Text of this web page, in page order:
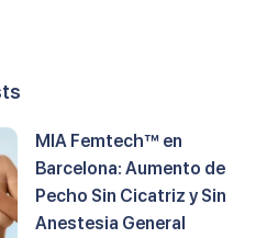
MIA Femtech™ en
Barcelona: Aumento de
Pecho Sin Cicatriz y Sin
Anestesia General